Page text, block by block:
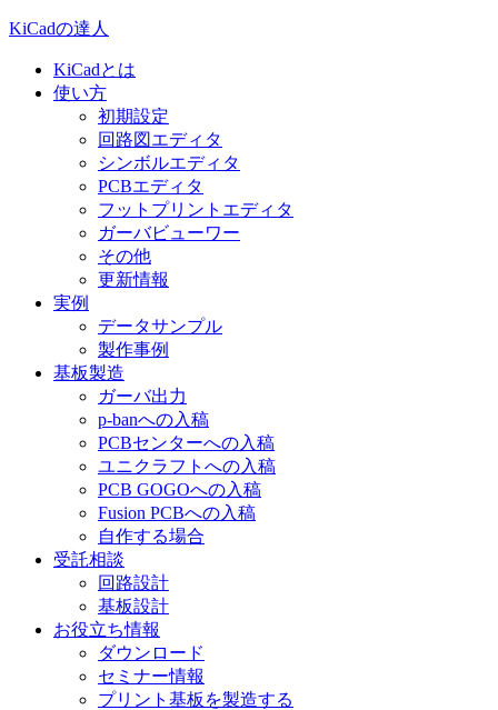
KiCadの達人
KiCadとは
使い方
初期設定
回路図エディタ
シンボルエディタ
PCBエディタ
フットプリントエディタ
ガーバビューワー
その他
更新情報
実例
データサンプル
製作事例
基板製造
ガーバ出力
p-banへの入稿
PCBセンターへの入稿
ユニクラフトへの入稿
PCB GOGOへの入稿
Fusion PCBへの入稿
自作する場合
受託相談
回路設計
基板設計
お役立ち情報
ダウンロード
セミナー情報
プリント基板を製造する